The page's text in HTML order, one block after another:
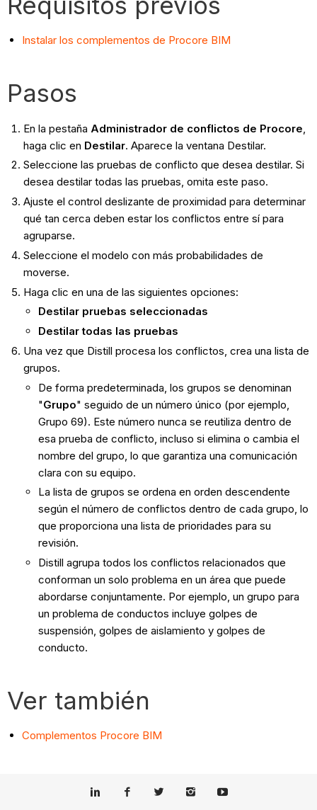
Instalar los complementos de Procore BIM
Pasos
En la pestaña Administrador de conflictos de Procore
haga clic en Destilar. Aparece la ventana Destilar.
Seleccione las pruebas de conflicto que desea destilar. Si
desea destilar todas las pruebas, omita este paso.
Ajuste el control deslizante de proximidad para determinar
qué tan cerca deben estar los conflictos entre sí para
agruparse.
Seleccione el modelo con más probabilidades de
moverse.
Haga clic en una de las siguientes opciones:
Destilar pruebas seleccionadas
Destilar todas las pruebas
Una vez que Distill procesa los conflictos, crea una lista de
grupos.
De forma predeterminada, los grupos se denominan
"Grupo" seguido de un número único (por ejemplo,
Grupo 69). Este número nunca se reutiliza dentro de
esa prueba de conflicto, incluso si elimina o cambia el
nombre del grupo, lo que garantiza una comunicación
clara con su equipo.
La lista de grupos se ordena en orden descendente
según el número de conflictos dentro de cada grupo, lo
que proporciona una lista de prioridades para su
revisión.
Distill agrupa todos los conflictos relacionados que
conforman un solo problema en un área que puede
abordarse conjuntamente. Por ejemplo, un grupo para
un problema de conductos incluye golpes de
suspensión, golpes de aislamiento y golpes de
conducto.
Ver también
Complementos Procore BIM